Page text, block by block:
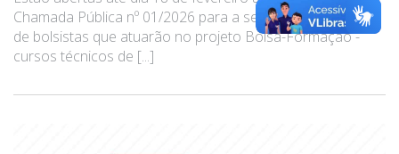
Chamada Pública nº 01/2026 para a seleção simplificada
de bolsistas que atuarão no projeto Bolsa-Formação -
cursos técnicos de [...]